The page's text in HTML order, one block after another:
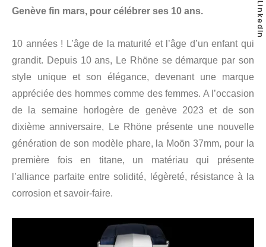
LinkedIn
Genève fin mars, pour célébrer ses 10 ans.
10 années ! L’âge de la maturité et l’âge d’un enfant qui
grandit. Depuis 10 ans, Le Rhöne se démarque par son
style unique et son élégance, devenant une marque
appréciée des hommes comme des femmes. A l’occasion
de la semaine horlogère de genève 2023 et de son
dixième anniversaire, Le Rhöne présente une nouvelle
génération de son modèle phare, la Moön 37mm, pour la
première fois en titane, un matériau qui présente
l’alliance parfaite entre solidité, légèreté, résistance à la
corrosion et savoir-faire.